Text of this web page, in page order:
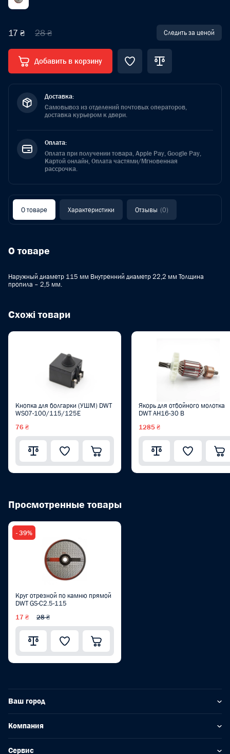
17 ₴ 28 ₴ Следить за ценой
Добавить в корзину
Доставка:
Самовывоз из отделений почтовых операторов,
доставка курьером к двери.
Оплата:
Оплата при получении товара, Apple Pay, Google Pay,
Картой онлайн, Оплата частями/Мгновенная
рассрочка.
О товаре Характеристики Отзывы (0)
О товаре
Наружный диаметр 115 мм Внутренний диаметр 22,2 мм Толщина
пропила – 2,5 мм.
Схожі товари
Кнопка для болгарки (УШМ) DWT
WS07-100/115/125E
76 ₴
Якорь для отбойного молотка
DWT AH16-30 B
1285 ₴
Просмотренные товары
- 39%
Круг отрезной по камню прямой
DWT GS-C2.5-115
17 ₴ 28 ₴
Ваш город
Компания
Сервис